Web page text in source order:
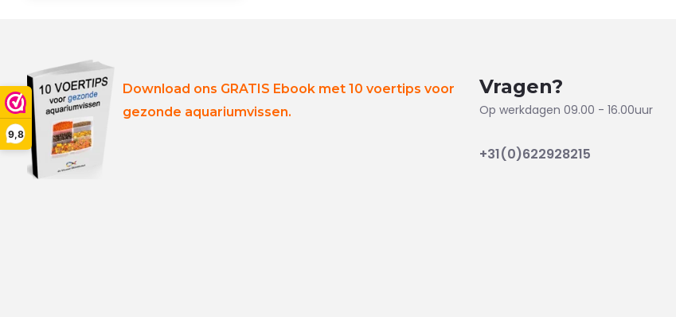
9,8
Download ons GRATIS Ebook met 10 voertips voor
gezonde aquariumvissen.
Vragen?
Op werkdagen 09.00 - 16.00uur
+31(0)622928215